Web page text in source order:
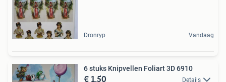
Dronryp Vandaag
6 stuks Knipvellen Foliart 3D 6910
€ 1,50 Details